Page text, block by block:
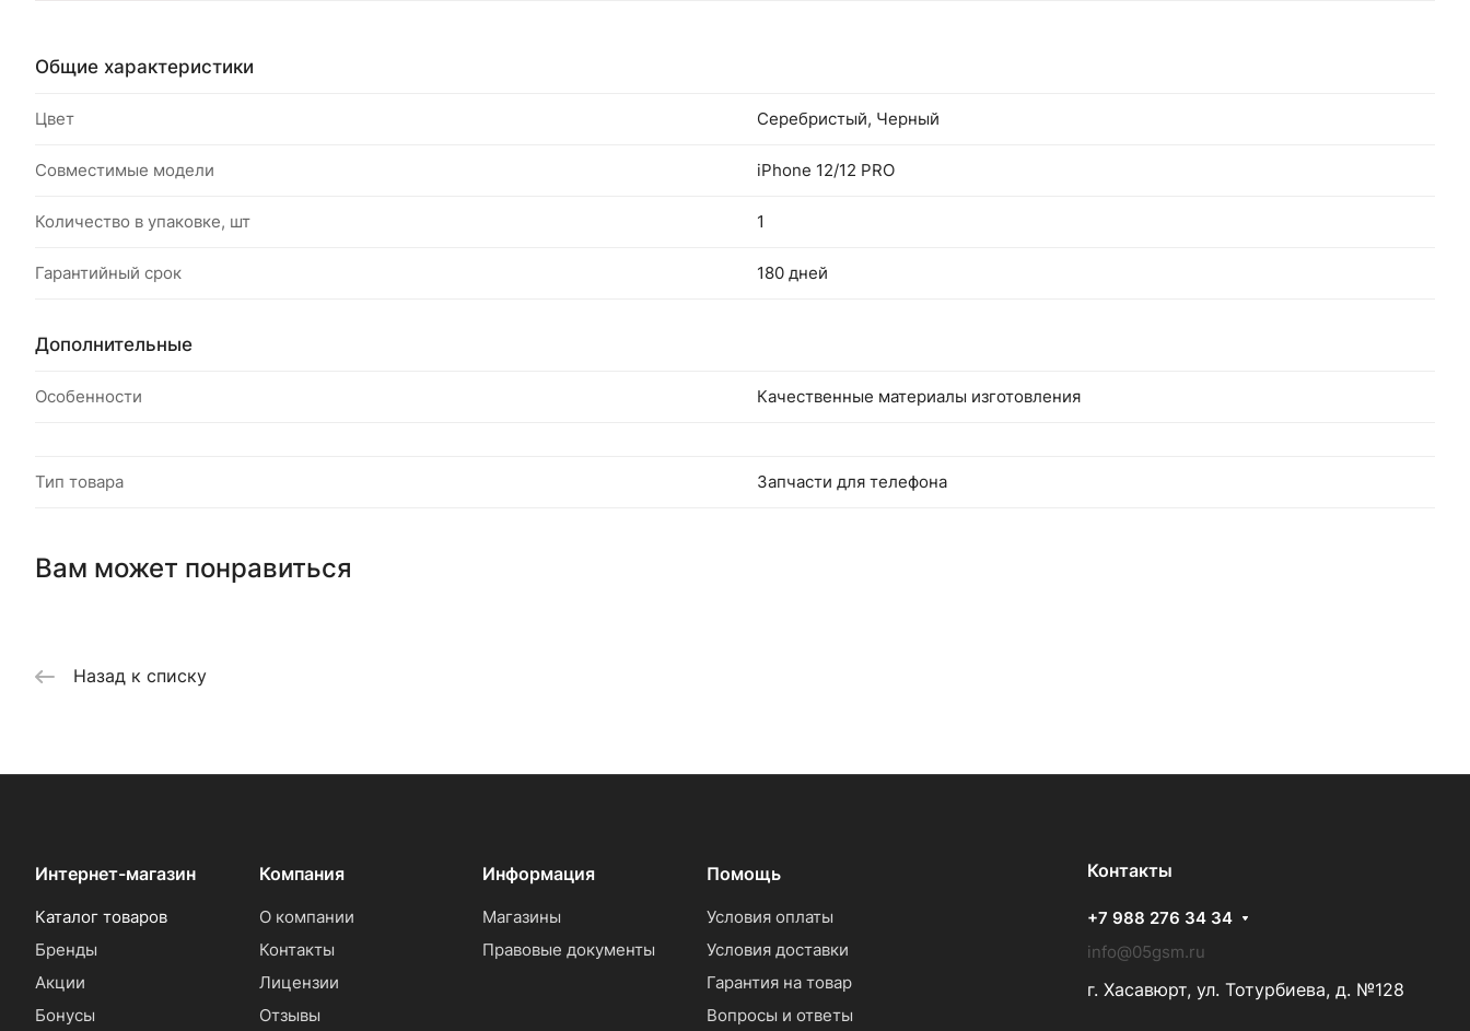
Общие характеристики
Цвет Серебристый, Черный
Совместимые модели iPhone 12/12 PRO
Количество в упаковке, шт 1
Гарантийный срок 180 дней
Дополнительные
Особенности Качественные материалы изготовления
Тип товара Запчасти для телефона
Вам может понравиться
Назад к списку
Интернет-магазин
Каталог товаров
Бренды
Акции
Бонусы
Компания
О компании
Контакты
Лицензии
Отзывы
Информация
Магазины
Правовые документы
Помощь
Условия оплаты
Условия доставки
Гарантия на товар
Вопросы и ответы
Контакты
+7 988 276 34 34
info@05gsm.ru
г. Хасавюрт, ул. Тотурбиева, д. №128